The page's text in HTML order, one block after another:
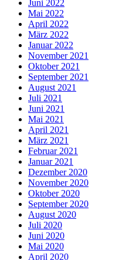
Juni 2022
Mai 2022
April 2022
März 2022
Januar 2022
November 2021
Oktober 2021
September 2021
August 2021
Juli 2021
Juni 2021
Mai 2021
April 2021
März 2021
Februar 2021
Januar 2021
Dezember 2020
November 2020
Oktober 2020
September 2020
August 2020
Juli 2020
Juni 2020
Mai 2020
April 2020